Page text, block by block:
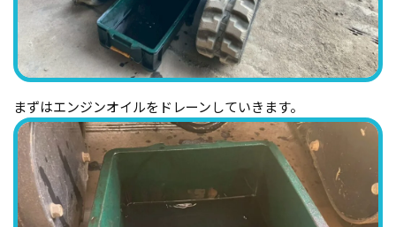
まずはエンジンオイルをドレーンしていきます。